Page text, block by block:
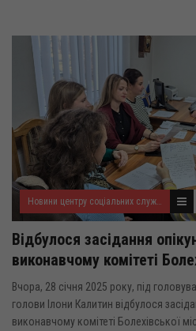
Новини центру соціальних служб для сім'ї, дітей та молоді
Відбулося засідання
виконавчому комітеті
Вчора, 28 січня 2025 року, під
голови Ілони Калитин відбулося
виконавчому комітеті Болехівської